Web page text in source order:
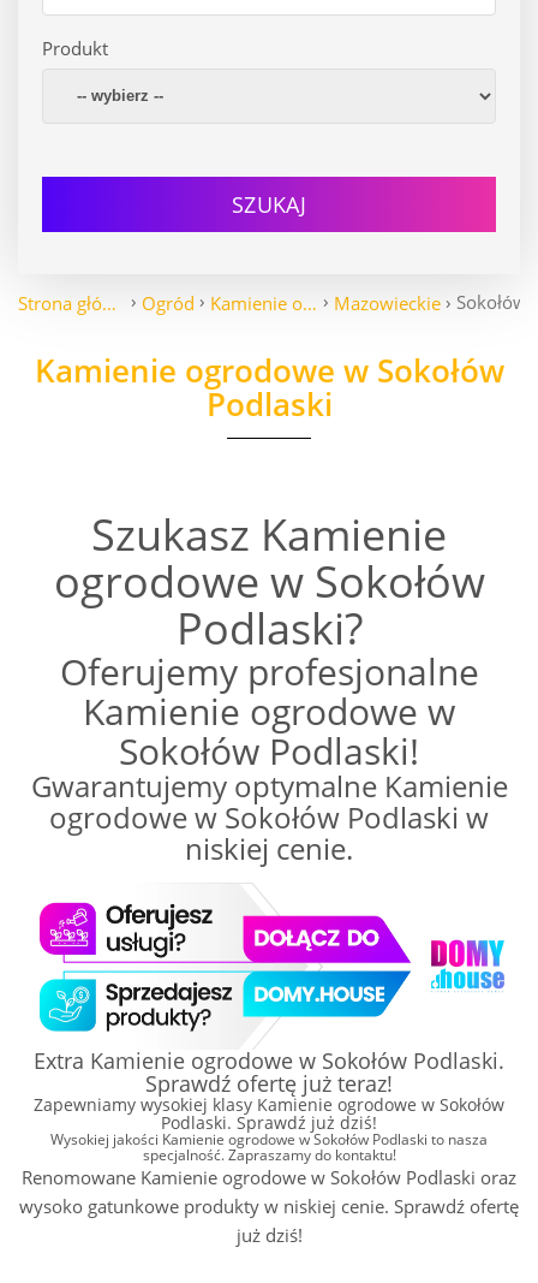
Produkt
SZUKAJ
Strona główna Ogród Kamienie ogrodowe Mazowieckie Sokołów
Kamienie ogrodowe w Sokołów
Podlaski
Szukasz Kamienie
ogrodowe w Sokołów
Podlaski?
Oferujemy profesjonalne
Kamienie ogrodowe w
Sokołów Podlaski!
Gwarantujemy optymalne Kamienie
ogrodowe w Sokołów Podlaski w
niskiej cenie.
Extra Kamienie ogrodowe w Sokołów Podlaski.
Sprawdź ofertę już teraz!
Zapewniamy wysokiej klasy Kamienie ogrodowe w Sokołów
Podlaski. Sprawdź już dziś!
Wysokiej jakości Kamienie ogrodowe w Sokołów Podlaski to nasza
specjalność. Zapraszamy do kontaktu!
Renomowane Kamienie ogrodowe w Sokołów Podlaski oraz
wysoko gatunkowe produkty w niskiej cenie. Sprawdź ofertę
już dziś!